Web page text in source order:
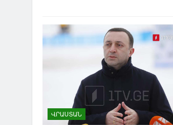
ՎՐԱՍՏԱՆ